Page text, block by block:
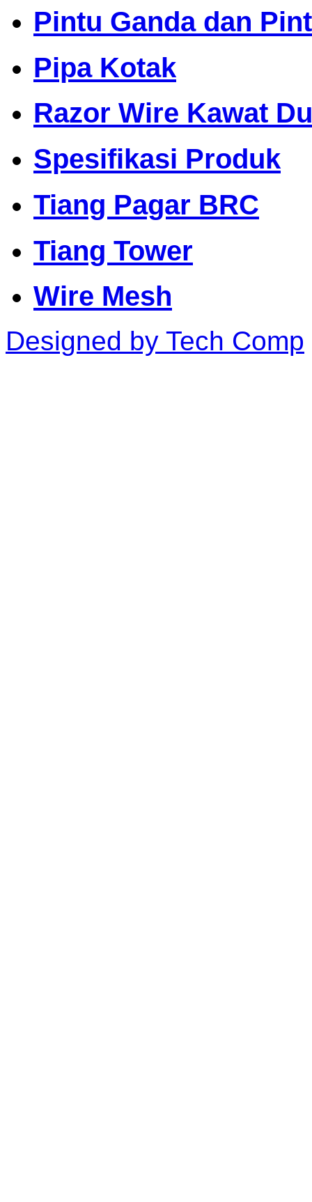
Pintu Ganda dan
Pipa Kotak
Razor Wire Kawat
Spesifikasi Produk
Tiang Pagar BRC
Tiang Tower
Wire Mesh
Designed by Tech Comp